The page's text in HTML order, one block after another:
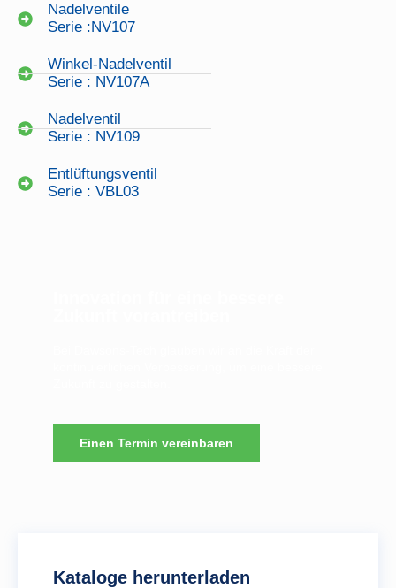
Nadelventile
Serie :NV107
Winkel-Nadelventil
Serie : NV107A
Nadelventil
Serie : NV109
Entlüftungsventil
Serie : VBL03
Einen Termin vereinbaren
Kataloge herunterladen